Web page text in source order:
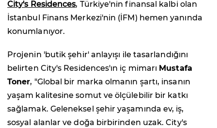
City's Residences, Türkiye'nin finansal kalbi olan
İstanbul Finans Merkezi'nin (İFM) hemen yanında
konumlanıyor.
Projenin 'butik şehir' anlayışı ile tasarlandığını
belirten City's Residences'ın iç mimarı Mustafa
Toner, "Global bir marka olmanın şartı, insanın
yaşam kalitesine somut ve ölçülebilir bir katkı
sağlamak. Geleneksel şehir yaşamında ev, iş,
sosyal alanlar ve doğa birbirinden uzak. City's